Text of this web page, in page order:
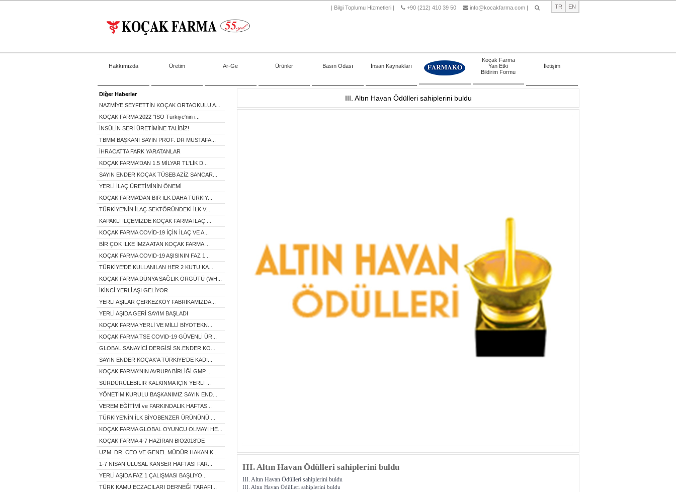
| Bilgi Toplumu Hizmetleri | +90 (212) 410 39 50 info@kocakfarma.com | TR EN
Hakkımızda Üretim Ar-Ge Ürünler Basın Odası İnsan Kaynakları
Koçak Farma
Yan Etki
Bildirim Formu
İletişim
Diğer Haberler
NAZMİYE SEYFETTİN KOÇAK ORTAOKULU A...
KOÇAK FARMA 2022 "İSO Türkiye'nin i...
İNSÜLİN SERİ ÜRETİMİNE TALİBİZ!
TBMM BAŞKANI SAYIN PROF. DR MUSTAFA...
İHRACATTA FARK YARATANLAR
KOÇAK FARMA'DAN 1.5 MİLYAR TL'LİK D...
SAYIN ENDER KOÇAK TÜSEB AZİZ SANCAR...
YERLİ İLAÇ ÜRETİMİNİN ÖNEMİ
KOÇAK FARMA’DAN BİR İLK DAHA TÜRKİY...
TÜRKİYE’NİN İLAÇ SEKTÖRÜNDEKİ İLK V...
KAPAKLI İLÇEMİZDE KOÇAK FARMA İLAÇ ...
KOÇAK FARMA COVİD-19 İÇİN İLAÇ VE A...
BİR ÇOK İLKE İMZA ATAN KOÇAK FARMA ...
KOÇAK FARMA COVID-19 AŞISININ FAZ 1...
TÜRKİYE'DE KULLANILAN HER 2 KUTU KA...
KOÇAK FARMA DÜNYA SAĞLIK ÖRGÜTÜ (WH...
İKİNCİ YERLİ AŞI GELİYOR
YERLİ AŞILAR ÇERKEZKÖY FABRİKAMIZDA...
YERLİ AŞIDA GERİ SAYIM BAŞLADI
KOÇAK FARMA YERLİ VE MİLLİ BİYOTEKN...
KOÇAK FARMA TSE COVID-19 GÜVENLİ ÜR...
GLOBAL SANAYİCİ DERGİSİ SN.ENDER KO...
SAYIN ENDER KOÇAK'A TÜRKİYE'DE KADI...
KOÇAK FARMA'NIN AVRUPA BİRLİĞİ GMP ...
SÜRDÜRÜLEBİLİR KALKINMA İÇİN YERLİ ...
YÖNETİM KURULU BAŞKANIMIZ SAYIN END...
VEREM EĞİTİMİ ve FARKINDALIK HAFTAS...
TÜRKİYE'NİN İLK BİYOBENZER ÜRÜNÜNÜ ...
KOÇAK FARMA GLOBAL OYUNCU OLMAYI HE...
KOÇAK FARMA 4-7 HAZİRAN BIO2018'DE
UZM. DR. CEO VE GENEL MÜDÜR HAKAN K...
1-7 NİSAN ULUSAL KANSER HAFTASI FAR...
YERLİ AŞIDA FAZ 1 ÇALIŞMASI BAŞLIYO...
TÜRK KAMU ECZACILARI DERNEĞİ TARAFI...
III. Altın Havan Ödülleri sahiplerini buldu
III. Altın Havan Ödülleri sahiplerini buldu
III. Altın Havan Ödülleri sahiplerini buldu
III. Altın Havan Ödülleri sahiplerini buldu